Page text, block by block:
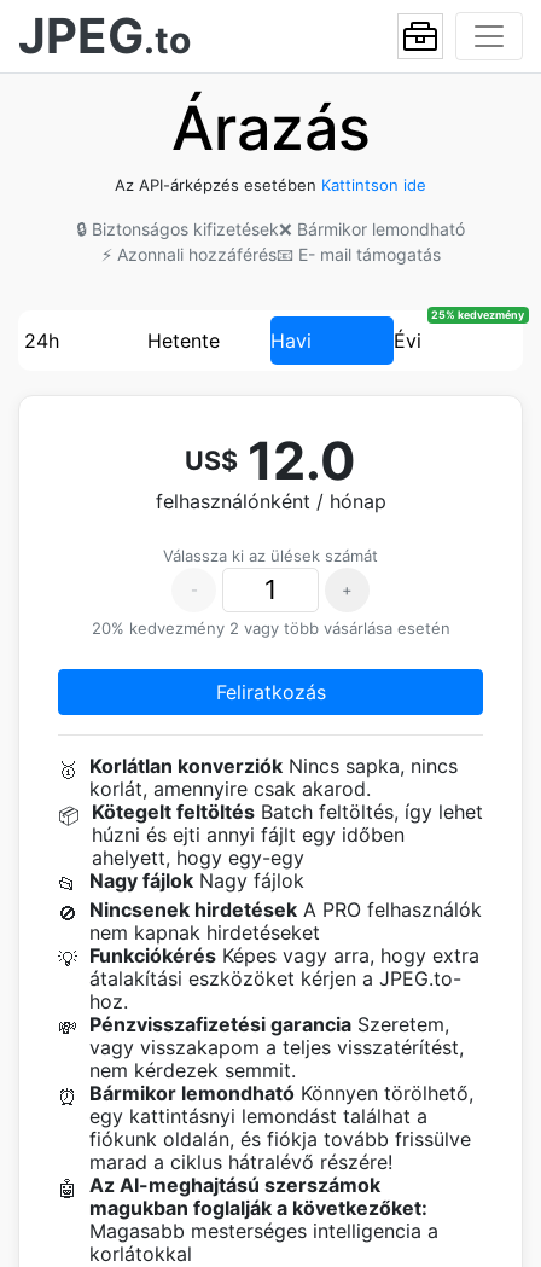
JPEG.to
Árazás
Az API-árképzés esetében Kattintson ide
🔒 Biztonságos kifizetések❌ Bármikor lemondható
⚡ Azonnali hozzáférés📧 E- mail támogatás
24h Hetente Havi Évi
25% kedvezmény
US$ 12.0
felhasználónként / hónap
Válassza ki az ülések számát
-
+
20% kedvezmény 2 vagy több vásárlása esetén
Feliratkozás
🥇 Korlátlan konverziók Nincs sapka, nincs
korlát, amennyire csak akarod.
📦 Kötegelt feltöltés Batch feltöltés, így lehet
húzni és ejti annyi fájlt egy időben
ahelyett, hogy egy-egy
📂
Nagy fájlok Nagy fájlok
🚫
Nincsenek hirdetések A PRO felhasználók
nem kapnak hirdetéseket
💡 Funkciókérés Képes vagy arra, hogy extra
átalakítási eszközöket kérjen a JPEG.to-
hoz.
💸 Pénzvisszafizetési garancia Szeretem,
vagy visszakapom a teljes visszatérítést,
nem kérdezek semmit.
⏰
Bármikor lemondható Könnyen törölhető,
egy kattintásnyi lemondást találhat a
fiókunk oldalán, és fiókja tovább frissülve
marad a ciklus hátralévő részére!
🤖
Az AI-meghajtású szerszámok
magukban foglalják a következőket:
Magasabb mesterséges intelligencia a
korlátokkal